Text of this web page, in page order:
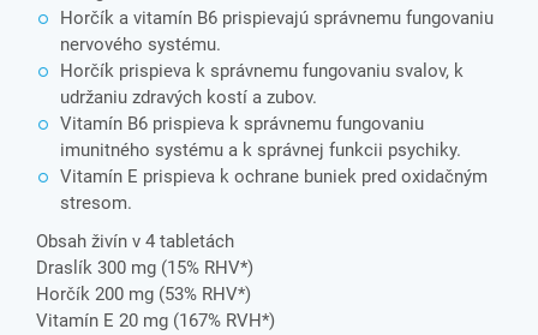
Horčík a vitamín B6 prispievajú správnemu fungovaniu
nervového systému.
Horčík prispieva k správnemu fungovaniu svalov, k
udržaniu zdravých kostí a zubov.
Vitamín B6 prispieva k správnemu fungovaniu
imunitného systému a k správnej funkcii psychiky.
Vitamín E prispieva k ochrane buniek pred oxidačným
stresom.
Obsah živín v 4 tabletách
Draslík 300 mg (15% RHV*)
Horčík 200 mg (53% RHV*)
Vitamín E 20 mg (167% RVH*)